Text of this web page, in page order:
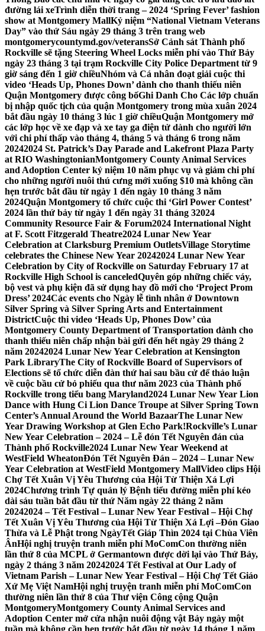
đường lái xeTrình diễn thời trang – 2024 ‘Spring Fever’ fashion
show at Montgomery MallKỷ niệm “National Vietnam Veterans
Day” vào thứ Sáu ngày 29 tháng 3 trên trang web
montgomerycountymd.gov/veteransSở Cảnh sát Thành phố
Rockville sẽ tặng Steering Wheel Locks miễn phí vào Thứ Bảy
ngày 23 tháng 3 tại trạm Rockville City Police Department từ 9
giờ sáng đến 1 giờ chiềuNhóm và Cá nhân đoạt giải cuộc thi
video ‘Heads Up, Phones Down’ dành cho thanh thiếu niên
Quận Montgomery được công bốGhi Danh Cho Các lớp chuẩn
bị nhập quốc tịch của quận Montgomery trong mùa xuân 2024
bắt đầu ngày 10 tháng 3 lúc 1 giờ chiềuQuận Montgomery mở
các lớp học về xe đạp và xe tay ga điện tử dành cho người lớn
với chi phí thấp vào tháng 4, tháng 5 và tháng 6 trong năm
20242024 St. Patrick’s Day Parade and Lakefront Plaza Party
at RIO WashingtonianMontgomery County Animal Services
and Adoption Center kỷ niệm 10 năm phục vụ và giảm chi phí
cho những người nuôi thú cưng mới xuống $10 mà không cần
hẹn trước bắt đầu từ ngày 1 đến ngày 10 tháng 3 năm
2024Quận Montgomery tổ chức cuộc thi ‘Girl Power Contest’
2024 lần thứ bảy từ ngày 1 đến ngày 31 tháng 32024
Community Resource Fair & Forum2024 International Night
at F. Scott Fitzgerald Theatre2024 Lunar New Year
Celebration at Clarksburg Premium OutletsVillage Storytime
celebrates the Chinese New Year 20242024 Lunar New Year
Celebration by City of Rockville on Saturday February 17 at
Rockville High School is canceledQuyên góp những chiếc váy,
bộ vest và phụ kiện đã sử dụng hay đồ mới cho ‘Project Prom
Dress’ 2024Các events cho Ngày lễ tình nhân ở Downtown
Silver Spring và Silver Spring Arts and Entertainment
DistrictCuộc thi video ‘Heads Up, Phones Dow’ của
Montgomery County Department of Transportation dành cho
thanh thiếu niên chấp nhận bài gửi đến hết ngày 29 tháng 2
năm 20242024 Lunar New Year Celebration at Kensington
Park LibraryThe City of Rockville Board of Supervisors of
Elections sẽ tổ chức diễn đàn thứ hai sau bầu cử để thảo luận
về cuộc bầu cử bỏ phiếu qua thư năm 2023 của Thành phố
Rockville trong tiểu bang Maryland2024 Lunar New Year Lion
Dance with Hung Ci Lion Dance Troupe at Silver Spring Town
Center’s Annual Around the World BazaarThe Lunar New
Year Drawing Workshop at Glen Echo Park!Rockville’s Lunar
New Year Celebration – 2024 – Lễ đón Tết Nguyên đán của
Thành phố Rockville2024 Lunar New Year Weekend at
WestField WheatonĐón Tết Nguyên Đán – 2024 – Lunar New
Year Celebration at WestField Montgomery MallVideo clips Hội
Chợ Tết Xuân Vị Yêu Thương của Hội Từ Thiện Xá Lợi
2024Chương trình Tự quản lý Bệnh tiểu đường miễn phí kéo
dài sáu tuần bắt đầu từ thứ Năm ngày 22 tháng 2 năm
20242024 – Tết Festival – Lunar New Year Festival – Hội Chợ
Tết Xuân Vị Yêu Thương của Hội Từ Thiện Xá Lợi –Đón Giao
Thừa và Lễ Phật trong NgàyTết Giáp Thìn 2024 tại Chùa Viên
ÂnHội nghị truyện tranh miễn phí MoComCon thường niên
lần thứ 8 của MCPL ở Germantown được dời lại vào Thứ Bảy,
ngày 2 tháng 3 năm 20242024 Tết Festival at Our Lady of
Vietnam Parish – Lunar New Year Festival – Hội Chợ Tết Giáo
Xứ Mẹ Việt NamHội nghị truyện tranh miễn phí MoComCon
thường niên lần thứ 8 của Thư viện Công cộng Quận
MontgomeryMontgomery County Animal Services and
Adoption Center mở cửa nhận nuôi động vật Bảy ngày một